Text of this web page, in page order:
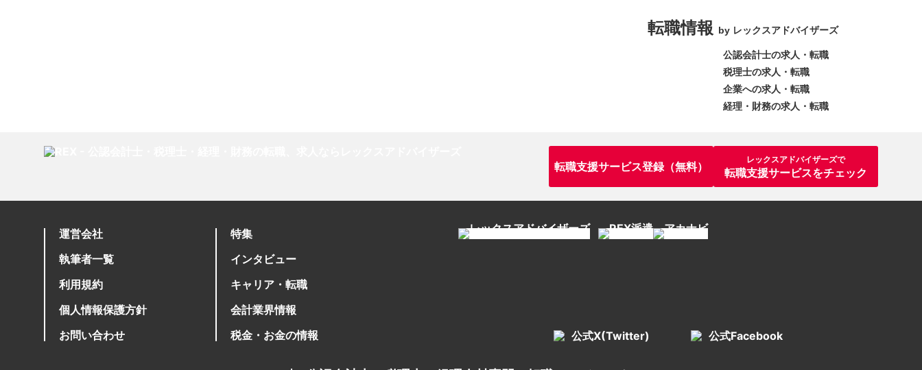
メ。
転職情報 by レックスアドバイザーズ
公認会計士の求人・転職
税理士の求人・転職
企業への求人・転職
経理・財務の求人・転職
転職支援サービス登録（無料）
レックスアドバイザーズで
転職支援サービスをチェック
運営会社
執筆者一覧
利用規約
個人情報保護方針
お問い合わせ
特集
インタビュー
キャリア・転職
会計業界情報
税金・お金の情報
公式X(Twitter) 公式Facebook